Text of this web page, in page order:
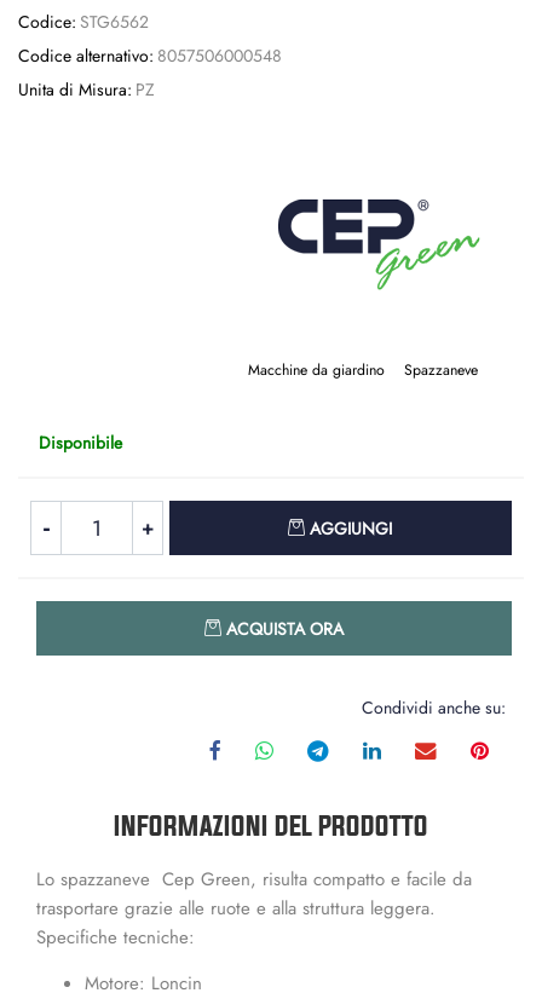
Codice: STG6562
Codice alternativo: 8057506000548
Unita di Misura: PZ
Macchine da giardino Spazzaneve
Disponibile
AGGIUNGI
ACQUISTA ORA
Condividi anche su:
INFORMAZIONI DEL PRODOTTO
Lo spazzaneve Cep Green, risulta compatto e facile da
trasportare grazie alle ruote e alla struttura leggera.
Specifiche tecniche:
Motore: Loncin